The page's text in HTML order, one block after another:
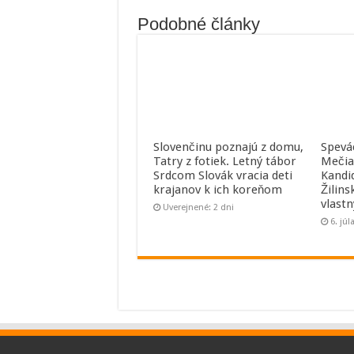
Podobné články
Slovenčinu poznajú z domu,
Tatry z fotiek. Letný tábor
Srdcom Slovák vracia deti
krajanov k ich koreňom
Uverejnené: 2 dni
6.